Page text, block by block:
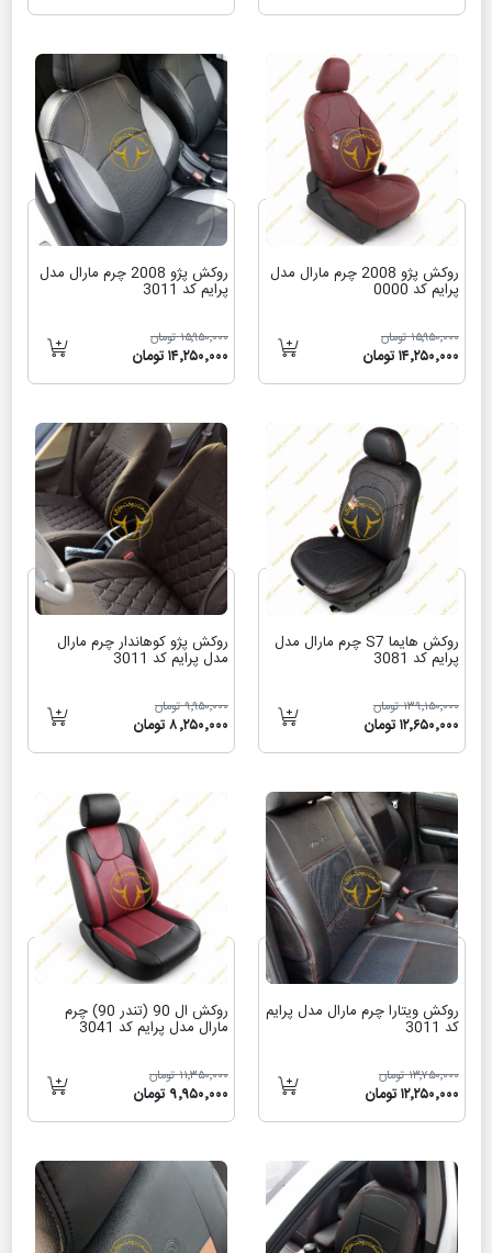
روکش پژو 2008 چرم مارال مدل
پرایم کد 0000
۱۵٬۹۵۰٬۰۰۰ تومان
۱۴٬۲۵۰٬۰۰۰ تومان
روکش پژو 2008 چرم مارال مدل
پرایم کد 3011
۱۵٬۹۵۰٬۰۰۰ تومان
۱۴٬۲۵۰٬۰۰۰ تومان
روکش هایما S7 چرم مارال مدل
پرایم کد 3081
۱۳۹٬۱۵۰٬۰۰۰ تومان
۱۲٬۶۵۰٬۰۰۰ تومان
روکش پژو کوهاندار چرم مارال
مدل پرایم کد 3011
۹٬۹۵۰٬۰۰۰ تومان
۸٬۲۵۰٬۰۰۰ تومان
روکش ویتارا چرم مارال مدل پرایم
کد 3011
۱۳٬۷۵۰٬۰۰۰ تومان
۱۲٬۲۵۰٬۰۰۰ تومان
روکش ال 90 (تندر 90) چرم
مارال مدل پرایم کد 3041
۱۱٬۳۵۰٬۰۰۰ تومان
۹٬۹۵۰٬۰۰۰ تومان